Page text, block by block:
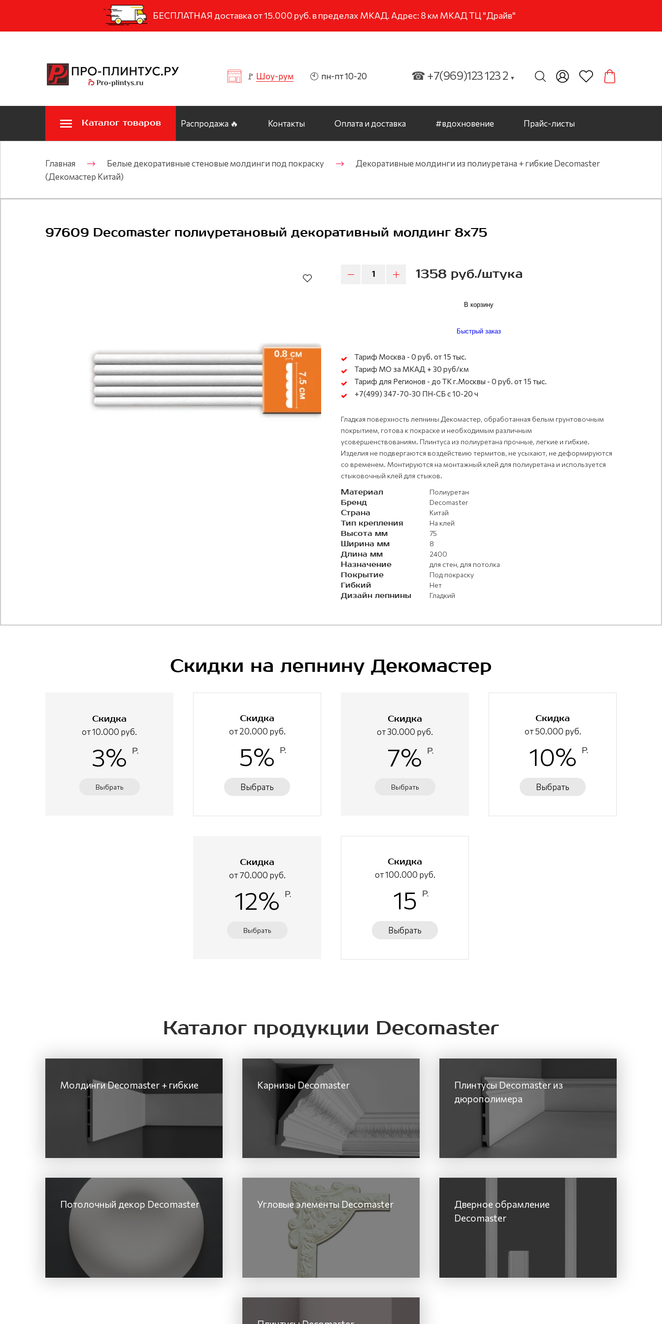
БЕСПЛАТНАЯ доставка от 15.000 руб. в пределах МКАД. Адрес: 8 км МКАД ТЦ "Драйв"
🚩 Шоу-рум 🕙 пн-пт 10-20 ☎ +7(969)123 123 2 ▼
Каталог товаров Распродажа 🔥 Контакты Оплата и доставка #вдохновение Прайс-листы
Главная Белые декоративные стеновые молдинги под покраску
Декоративные молдинги из полиуретана + гибкие Decomaster
(Декомастер Китай)
97609 Decomaster полиуретановый декоративный молдинг 8х75
1358 руб./штука
В корзину
Быстрый заказ
Тариф Москва - 0 руб. от 15 тыс.
Тариф МО за МКАД + 30 руб/км
Тариф для Регионов - до ТК г.Москвы - 0 руб. от 15 тыс.
+7(499) 347-70-30 ПН-СБ с 10-20 ч
Гладкая поверхность лепнины Декомастер, обработанная белым грунтовочным
покрытием, готова к покраске и необходимым различным
усовершенствованиям. Плинтуса из полиуретана прочные, легкие и гибкие.
Изделия не подвергаются воздействию термитов, не усыхают, не деформируются
со временем. Монтируются на монтажный клей для полиуретана и используется
стыковочный клей для стыков.
Материал Полиуретан
Бренд Decomaster
Страна Китай
Тип крепления На клей
Высота мм 75
Ширина мм 8
Длина мм 2400
Назначение для стен, для потолка
Покрытие Под покраску
Гибкий Нет
Дизайн лепнины Гладкий
Скидки на лепнину Декомастер
Скидка
от 10.000 руб.
3% Р.
Выбрать
Скидка
от 20.000 руб.
5% Р.
Выбрать
Скидка
от 30.000 руб.
7% Р.
Выбрать
Скидка
от 50.000 руб.
10% Р.
Выбрать
Скидка
от 70.000 руб.
12% Р.
Выбрать
Скидка
от 100.000 руб.
15 Р.
Выбрать
Каталог продукции Decomaster
Молдинги Decomaster + гибкие Карнизы Decomaster
Плинтусы Decomaster из
дюрополимера
Потолочный декор Decomaster Угловые элементы Decomaster
Дверное обрамление
Decomaster